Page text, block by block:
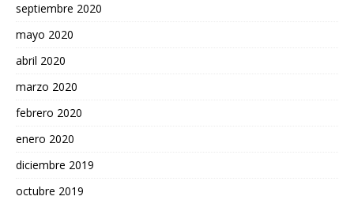
septiembre 2020
mayo 2020
abril 2020
marzo 2020
febrero 2020
enero 2020
diciembre 2019
octubre 2019